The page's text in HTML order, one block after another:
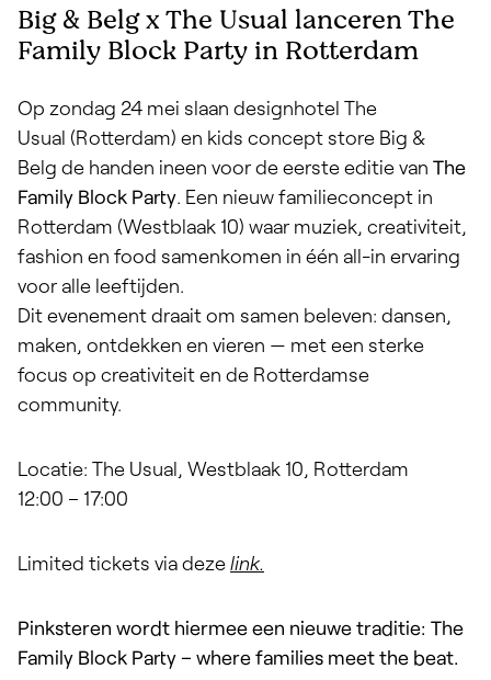
Big & Belg x The Usual lanceren The
Family Block Party in Rotterdam
Op zondag 24 mei slaan designhotel The
Usual (Rotterdam) en kids concept store Big &
Belg de handen ineen voor de eerste editie van The
Family Block Party. Een nieuw familieconcept in
Rotterdam (Westblaak 10) waar muziek, creativiteit,
fashion en food samenkomen in één all-in ervaring
voor alle leeftijden.
Dit evenement draait om samen beleven: dansen,
maken, ontdekken en vieren — met een sterke
focus op creativiteit en de Rotterdamse
community.
Locatie: The Usual, Westblaak 10, Rotterdam
12:00 – 17:00
Limited tickets via dezelink.
Pinksteren wordt hiermee een nieuwe traditie: The
Family Block Party – where families meet the beat.